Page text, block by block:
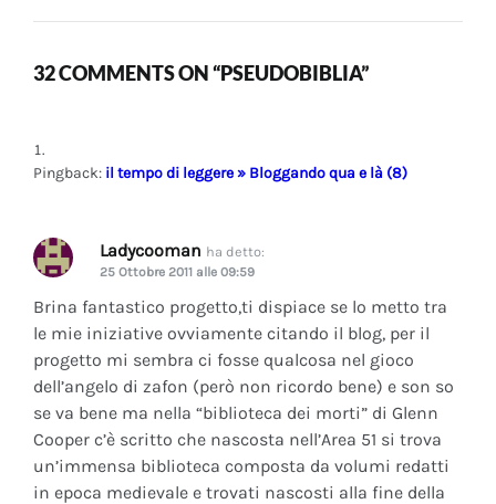
32 COMMENTS ON “PSEUDOBIBLIA”
Pingback: il tempo di leggere » Bloggando qua e là (8)
Ladycooman ha detto:
25 Ottobre 2011 alle 09:59
Brina fantastico progetto,ti dispiace se lo metto tra
le mie iniziative ovviamente citando il blog, per il
progetto mi sembra ci fosse qualcosa nel gioco
dell’angelo di zafon (però non ricordo bene) e son so
se va bene ma nella “biblioteca dei morti” di Glenn
Cooper c’è scritto che nascosta nell’Area 51 si trova
un’immensa biblioteca composta da volumi redatti
in epoca medievale e trovati nascosti alla fine della